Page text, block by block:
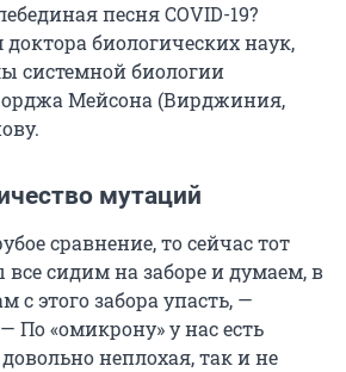
песня COVID-19?
биологических наук,
системной биологии
Мейсона (Вирджиния,
мутаций
сравнение, то сейчас тот
сидим на заборе и думаем, в
с этого забора упасть, —
По «омикрону» у нас есть
неплохая, так и не